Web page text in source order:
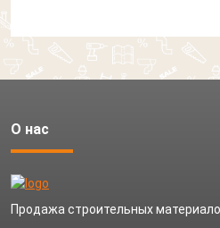
О нас
Продажа строительных